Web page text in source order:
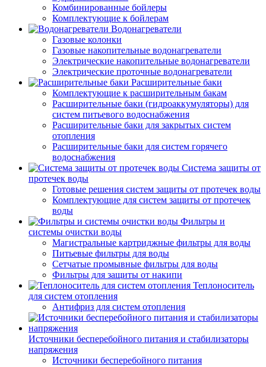
Комбинированные бойлеры
Комплектующие к бойлерам
Водонагреватели
Газовые колонки
Газовые накопительные водонагреватели
Электрические накопительные водонагреватели
Электрические проточные водонагреватели
Расширительные баки
Комплектующие к расширительным бакам
Расширительные баки (гидроаккумуляторы) для
систем питьевого водоснабжения
Расширительные баки для закрытых систем
отопления
Расширительные баки для систем горячего
водоснабжения
Система защиты от
протечек воды
Готовые решения систем защиты от протечек воды
Комплектующие для систем защиты от протечек
воды
Фильтры и
системы очистки воды
Магистральные картриджные фильтры для воды
Питьевые фильтры для воды
Сетчатые промывные фильтры для воды
Фильтры для защиты от накипи
Теплоноситель
для систем отопления
Антифриз для систем отопления
Источники бесперебойного питания и стабилизаторы
напряжения
Источники бесперебойного питания